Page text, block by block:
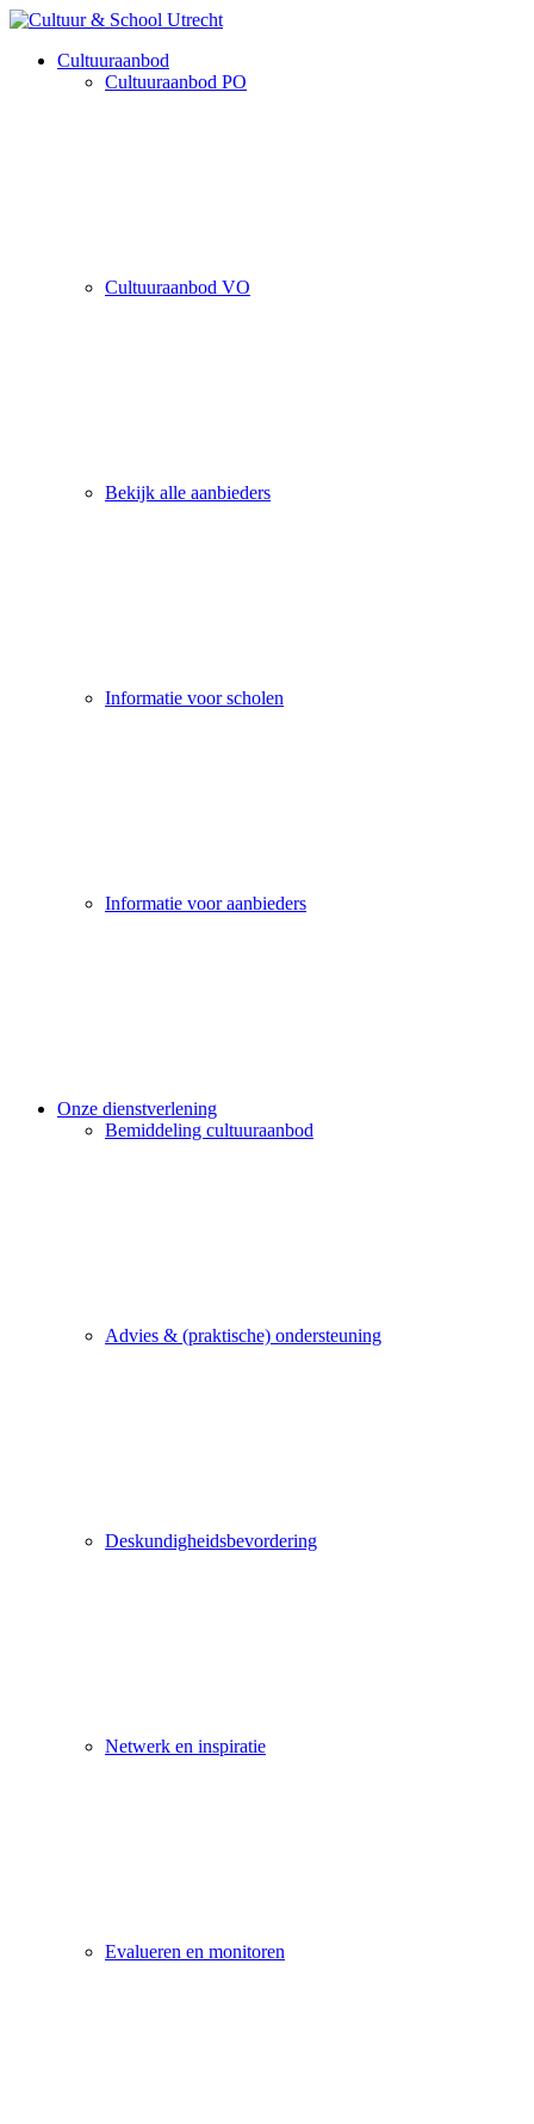
Cultuuraanbod
Cultuuraanbod PO
Cultuuraanbod VO
Bekijk alle aanbieders
Informatie voor scholen
Informatie voor aanbieders
Onze dienstverlening
Bemiddeling cultuuraanbod
Advies & (praktische) ondersteuning
Deskundigheidsbevordering
Netwerk en inspiratie
Evalueren en monitoren